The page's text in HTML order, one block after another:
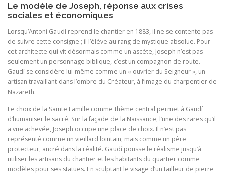
Le modèle de Joseph, réponse aux crises
sociales et économiques
Lorsqu’Antoni Gaudí reprend le chantier en 1883, il ne se contente pas
de suivre cette consigne ; il l’élève au rang de mystique absolue. Pour
cet architecte qui vit désormais comme un ascète, Joseph n’est pas
seulement un personnage biblique, c’est un compagnon de route.
Gaudí se considère lui-même comme un « ouvrier du Seigneur », un
artisan travaillant dans l’ombre du Créateur, à l’image du charpentier de
Nazareth.
Le choix de la Sainte Famille comme thème central permet à Gaudí
d’humaniser le sacré. Sur la façade de la Naissance, l’une des rares qu’il
a vue achevée, Joseph occupe une place de choix. Il n’est pas
représenté comme un vieillard lointain, mais comme un père
protecteur, ancré dans la réalité. Gaudí pousse le réalisme jusqu’à
utiliser les artisans du chantier et les habitants du quartier comme
modèles pour ses statues. En sculptant le visage d’un tailleur de pierre